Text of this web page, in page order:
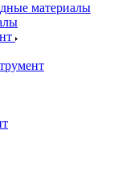
материалы